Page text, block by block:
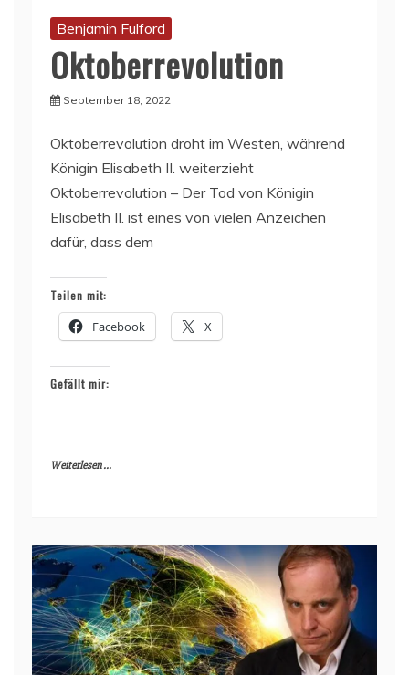
Benjamin Fulford
Oktoberrevolution
September 18, 2022
Oktoberrevolution droht im Westen, während
Königin Elisabeth II. weiterzieht
Oktoberrevolution – Der Tod von Königin
Elisabeth II. ist eines von vielen Anzeichen
dafür, dass dem
Teilen mit:
Facebook X
Gefällt mir:
Weiterlesen ...